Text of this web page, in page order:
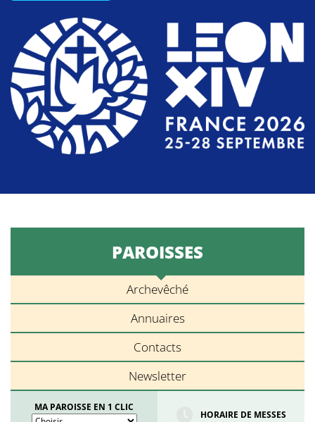
PAROISSES
Archevêché
Annuaires
Contacts
Newsletter
MA PAROISSE EN 1 CLIC
HORAIRE DE MESSES